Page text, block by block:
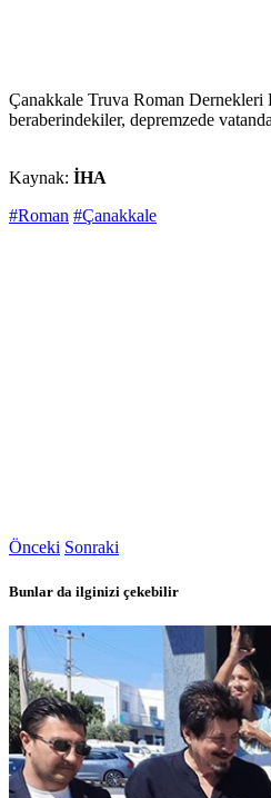
Çanakkale Truva Roman Dernekleri
beraberindekiler, depremzede
Kaynak: İHA
#Roman #Çanakkale
Önceki Sonraki
Bunlar da ilginizi çekebilir